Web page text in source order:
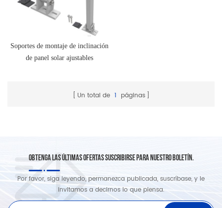
Soportes de montaje de inclinación
de panel solar ajustables
Un total de 1 páginas
OBTENGA LAS ÚLTIMAS OFERTAS SUSCRIBIRSE PARA NUESTRO BOLETÍN.
Por favor, siga leyendo, permanezca publicada, suscríbase, y le
invitamos a decirnos lo que piensa.